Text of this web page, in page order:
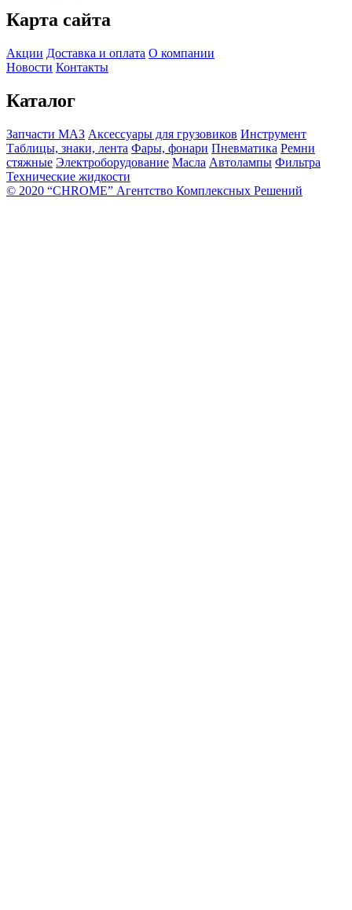
Карта сайта
Акции Доставка и оплата О компании
Новости Контакты
Каталог
Запчасти МАЗ Аксессуары для грузовиков Инструмент
Таблицы, знаки, лента Фары, фонари Пневматика Ремни
стяжные Электроборудование Масла Автолампы Фильтра
Технические жидкости
© 2020 “CHROME” Агентство Комплексных Решений